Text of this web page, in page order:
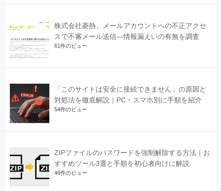
株式会社菱熱、メールアカウントへの不正アクセ
スで不審メール送信―情報漏えいの有無を調査
61件のビュー
「このサイトは安全に接続できません」の原因と
対処法を徹底解説｜PC・スマホ別に手順を紹介
54件のビュー
ZIPファイルのパスワードを強制解除する方法｜お
すすめツール3選と手順を初心者向けに解説
46件のビュー